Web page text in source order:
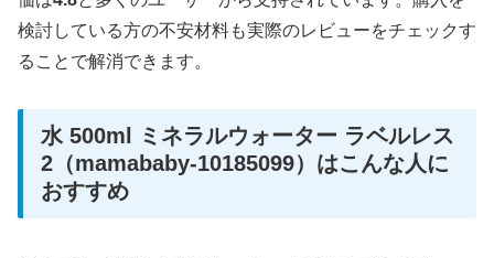
検討している方の不安材料も実際のレビューをチェックす
ることで解消できます。
水 500ml ミネラルウォーター ラベルレス
2（mamababy-10185099）はこんな人に
おすすめ